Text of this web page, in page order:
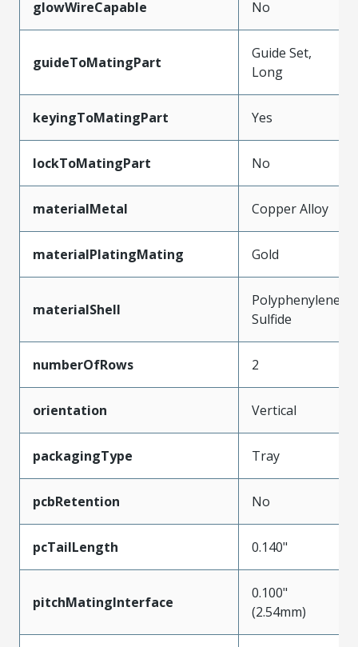
glowWireCapable No
guideToMatingPart
Guide Set,
Long
keyingToMatingPart Yes
lockToMatingPart No
materialMetal Copper Alloy
materialPlatingMating Gold
materialShell
Polyphenylene
Sulfide
numberOfRows 2
orientation Vertical
packagingType Tray
pcbRetention No
pcTailLength 0.140"
pitchMatingInterface
0.100"
(2.54mm)